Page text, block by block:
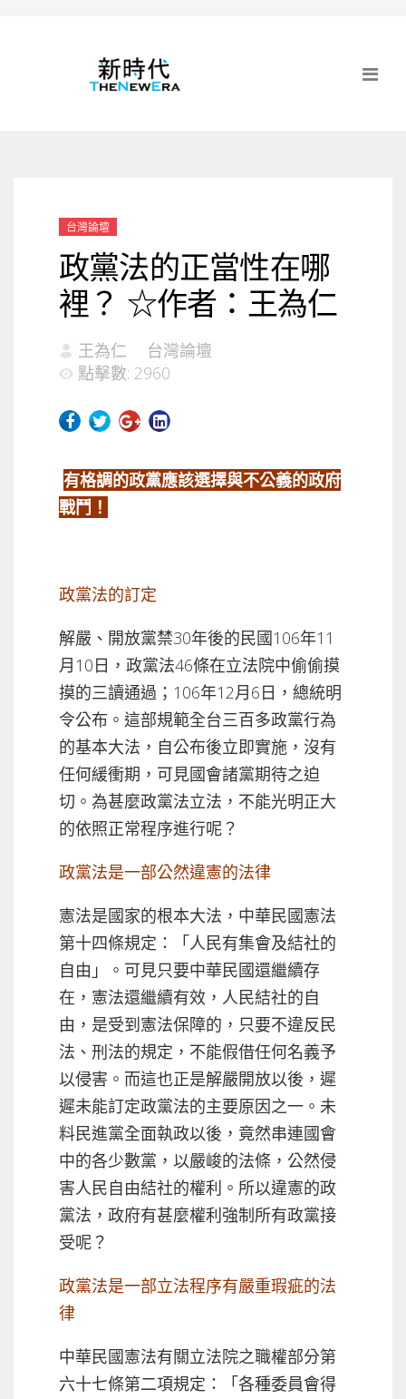
台灣論壇
政黨法的正當性在哪
裡？ ☆作者：王為仁
王為仁
台灣論壇
點擊數: 2960
有格調的政黨應該選擇與不公義的政府
戰鬥！
政黨法的訂定
解嚴、開放黨禁30年後的民國106年11
月10日，政黨法46條在立法院中偷偷摸
摸的三讀通過；106年12月6日，總統明
令公布。這部規範全台三百多政黨行為
的基本大法，自公布後立即實施，沒有
任何緩衝期，可見國會諸黨期待之迫
切。為甚麼政黨法立法，不能光明正大
的依照正常程序進行呢？
政黨法是一部公然違憲的法律
憲法是國家的根本大法，中華民國憲法
第十四條規定：「人民有集會及結社的
自由」。可見只要中華民國還繼續存
在，憲法還繼續有效，人民結社的自
由，是受到憲法保障的，只要不違反民
法、刑法的規定，不能假借任何名義予
以侵害。而這也正是解嚴開放以後，遲
遲未能訂定政黨法的主要原因之一。未
料民進黨全面執政以後，竟然串連國會
中的各少數黨，以嚴峻的法條，公然侵
害人民自由結社的權利。所以違憲的政
黨法，政府有甚麼權利強制所有政黨接
受呢？
政黨法是一部立法程序有嚴重瑕疵的法
律
中華民國憲法有關立法院之職權部分第
六十七條第二項規定：「各種委員會得